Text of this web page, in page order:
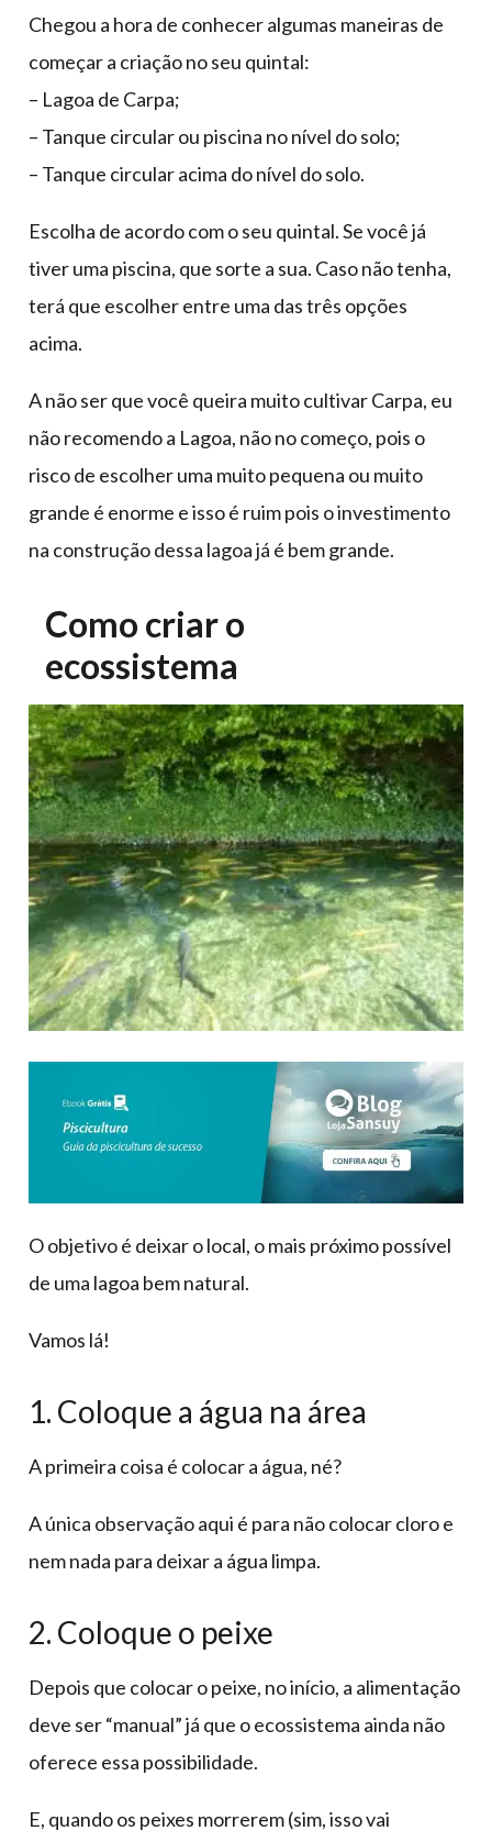
Chegou a hora de conhecer algumas maneiras de
começar a criação no seu quintal:
– Lagoa de Carpa;
– Tanque circular ou piscina no nível do solo;
– Tanque circular acima do nível do solo.
Escolha de acordo com o seu quintal. Se você já
tiver uma piscina, que sorte a sua. Caso não tenha,
terá que escolher entre uma das três opções
acima.
A não ser que você queira muito cultivar Carpa, eu
não recomendo a Lagoa, não no começo, pois o
risco de escolher uma muito pequena ou muito
grande é enorme e isso é ruim pois o investimento
na construção dessa lagoa já é bem grande.
Como criar o
ecossistema
O objetivo é deixar o local, o mais próximo possível
de uma lagoa bem natural.
Vamos lá!
1. Coloque a água na área
A primeira coisa é colocar a água, né?
A única observação aqui é para não colocar cloro e
nem nada para deixar a água limpa.
2. Coloque o peixe
Depois que colocar o peixe, no início, a alimentação
deve ser “manual” já que o ecossistema ainda não
oferece essa possibilidade.
E, quando os peixes morrerem (sim, isso vai